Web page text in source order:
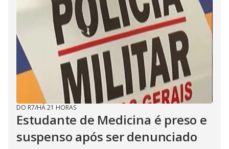
DO R7/HÁ 21 HORAS
Estudante de Medicina é preso e
suspenso após ser denunciado